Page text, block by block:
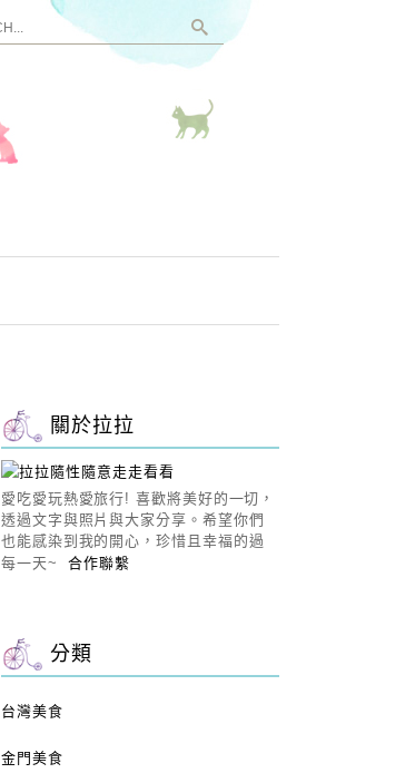
關於拉拉
愛吃愛玩熱愛旅行! 喜歡將美好的一切，
透過文字與照片與大家分享。希望你們
也能感染到我的開心，珍惜且幸福的過
每一天~合作聯繫
分類
台灣美食
金門美食